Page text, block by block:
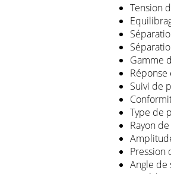
Tension
Gamme
Réponse
Suivi de
Type de
Rayon
Pression
Angle de